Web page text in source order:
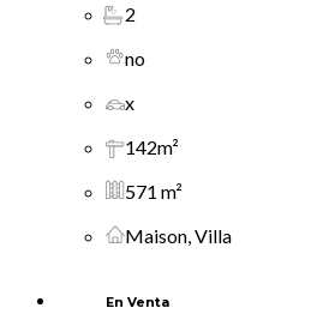
2
no
x
142m²
571 m²
Maison, Villa
En Venta